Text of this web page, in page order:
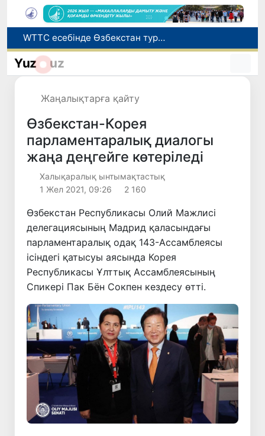
Мүмкіндігі шектеулі талапкерлерге қабылдау емтихандарында қосымша уақыт беріледі
Беларусьтен Өзбекстанға екінші тікелей жүк пойызы жөнелтілді
Yuz uz
Жаңалықтарға қайту
Өзбекстан-Корея
парламентаралық диалогы
жаңа деңгейге көтеріледі
Халықаралық ынтымақтастық
1 Жел 2021, 09:26
2 160
Өзбекстан Республикасы Олий Мажлисі
делегациясының Мадрид қаласындағы
парламентаралық одақ 143-Ассамблеясы
ісіндегі қатысуы аясында Корея
Республикасы Ұлттық Ассамблеясының
Спикері Пак Бён Сокпен кездесу өтті.